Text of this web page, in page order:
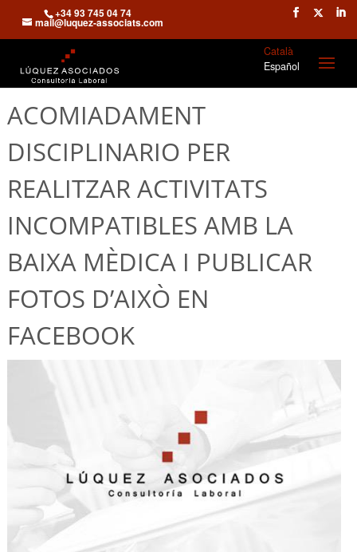
+34 93 745 04 74
mail@luquez-associats.com
Català
Español
ACOMIADAMENT
DISCIPLINARIO PER
REALITZAR ACTIVITATS
INCOMPATIBLES AMB LA
BAIXA MÈDICA I PUBLICAR
FOTOS D’AIXÒ EN
FACEBOOK